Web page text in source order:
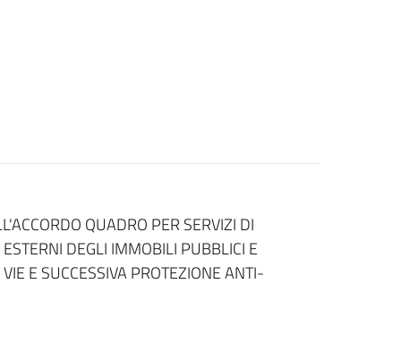
QUADRO PER SERVIZI DI
DEGLI IMMOBILI PUBBLICI E
E SUCCESSIVA PROTEZIONE ANTI-